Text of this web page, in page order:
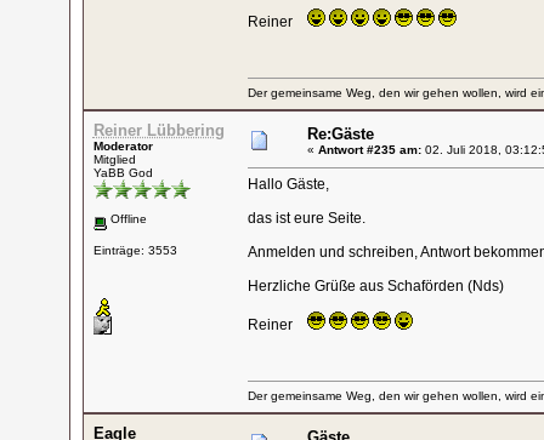
Reiner
Der gemeinsame Weg, den wir gehen wollen, wird
Reiner Lübbering
Moderator
Mitglied
YaBB God
Offline
Einträge: 3553
Re:Gäste
« Antwort #235 am:02. Juli 2018,
Hallo Gäste,
das ist eure Seite.
Anmelden und schreiben, Antwort
Herzliche Grüße aus Schaförden (Nds)
Reiner
Der gemeinsame Weg, den wir gehen wollen, wird
Eagle